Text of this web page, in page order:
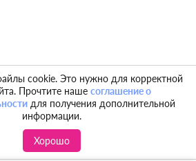
cookie. Это нужно для корректной
Прочтите наше соглашение о
для получения дополнительной
информации.
Хорошо